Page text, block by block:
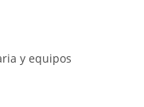
y equipos